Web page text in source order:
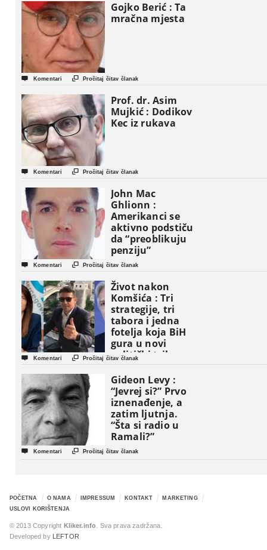
Gojko Berić : Ta
mračna mjesta
 Komentari  Pročitaj čitav članak
Prof. dr. Asim
Mujkić : Dodikov
Kec iz rukava
 Komentari  Pročitaj čitav članak
John Mac
Ghlionn :
Amerikanci se
aktivno podstiču
da “preoblikuju
penziju”
 Komentari  Pročitaj čitav članak
Život nakon
Komšića : Tri
strategije, tri
tabora i jedna
fotelja koja BiH
gura u novi
politički triler
 Komentari  Pročitaj čitav članak
Gideon Levy :
“Jevrej si?” Prvo
iznenađenje, a
zatim ljutnja.
“Šta si radio u
Ramali?”
 Komentari  Pročitaj čitav članak
POČETNA O NAMA IMPRESSUM KONTAKT
MARKETING
USLOVI KORIŠTENJA
© 2013 Copyright Kliker.info . Sva prava zadržana.
Developed by
LEFTOR